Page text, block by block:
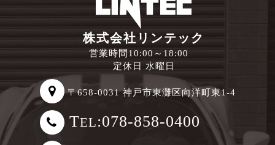
株式会社リンテック
営業時間10:00～18:00
定休日 水曜日
〒658-0031 神戸市東灘区向洋町東1-4
TEL:078-858-0400